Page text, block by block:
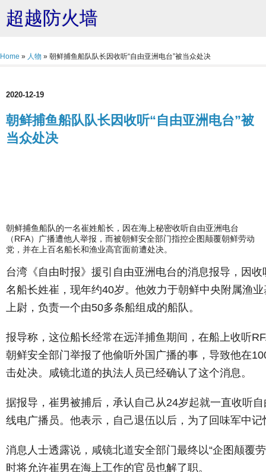
超越防火墙
Home » 人物 » 朝鲜捕鱼船队队长因收听“自由亚洲电台”被当众处决
2020-12-19
朝鲜捕鱼船队队长因收听“自由亚洲电台”被
当众处决
朝鲜捕鱼船队的一名崔姓船长，因在海上秘密收听自由亚洲电台
（RFA）广播遭他人举报，而被朝鲜安全部门指控企图颠覆朝鲜劳动
党，并在上百名船长和渔业高官面前遭处决。
台湾《自由时报》援引自由亚洲电台的消息报导，因
名船长姓崔，现年约40岁。他效力于朝鲜中央附属渔
上尉，负责一个由50多条船组成的船队。
报导称，这位船长经常在远洋捕鱼期间，在船上收听
朝鲜安全部门举报了他偷听外国广播的事，导致他在
击处决。咸镜北道的执法人员已经确认了这个消息。
据报导，崔男被捕后，承认自己从24岁起就一直收听
线电广播员。他表示，自己退伍以后，为了回味军中
消息人士透露说，咸镜北道安全部门最终以“企图颠覆
时将允许崔男在海上工作的官员也解了职。